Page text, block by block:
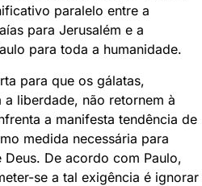
paralelo entre a
para Jerusalém e a
para toda a humanidade.
para que os gálatas,
liberdade, não retornem à
a manifesta tendência de
medida necessária para
De acordo com Paulo,
se a tal exigência é ignorar